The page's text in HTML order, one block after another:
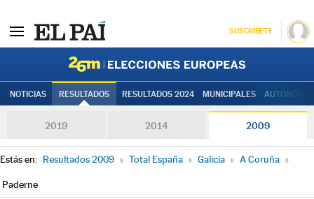
SUSCRÍBETE
NOTICIAS RESULTADOS RESULTADOS 2024 MUNICIPALES
2019 2014 2009
Estás en: Resultados 2009 » Total España » Galicia » A Coruña »
Paderne